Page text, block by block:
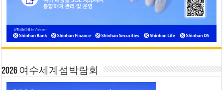
2026 여수세계섬박람회